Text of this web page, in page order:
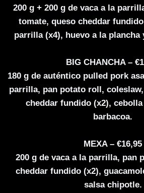
200 g + 200 g de vaca a la
tomate, queso cheddar
parrilla (x4), huevo a la plancha
BIG CHANCHA –
180 g de auténtico pulled pork
parrilla, pan potato roll,
cheddar fundido (x2),
barbacoa.
MEXA – €16,95
200 g de vaca a la parrilla, pan
cheddar fundido (x2),
salsa chipotle.